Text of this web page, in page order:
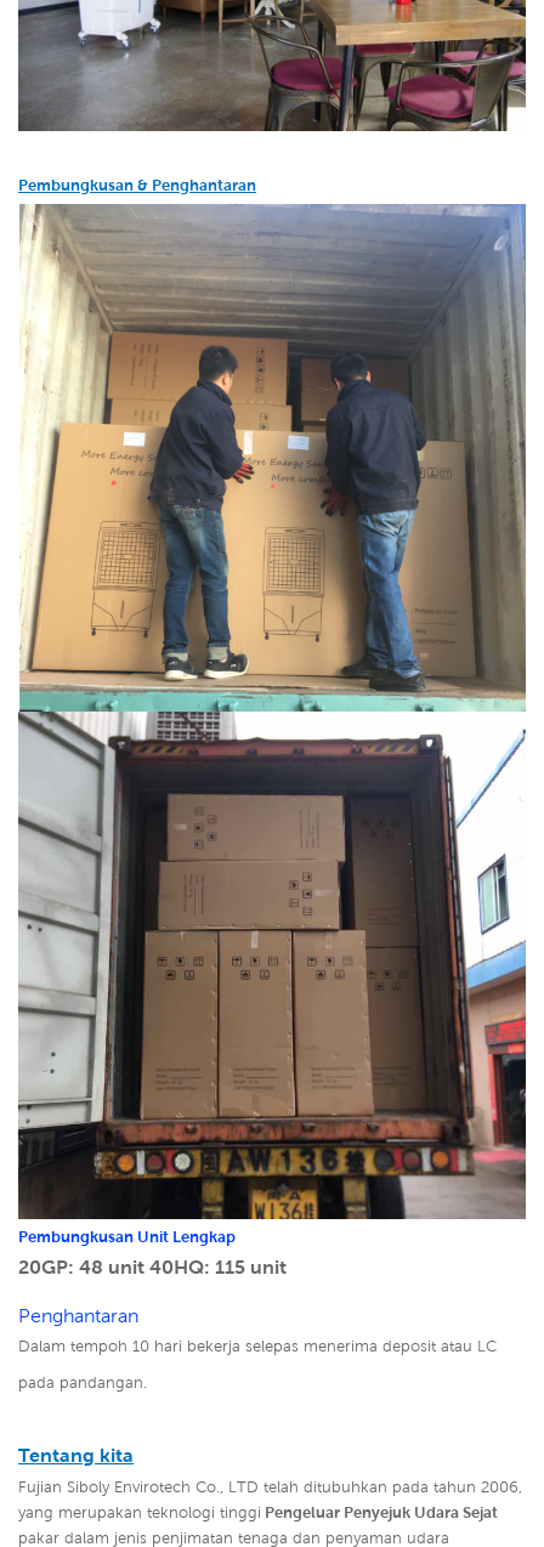
Pembungkusan & Penghantaran
Pembungkusan Unit Lengkap
20GP: 48 unit 40HQ: 115 unit
Penghantaran
Dalam tempoh 10 hari bekerja selepas menerima deposit atau LC
pada pandangan.
Tentang kita
Fujian Siboly Envirotech Co., LTD telah ditubuhkan pada tahun 2006,
yang merupakan teknologi tinggi Pengeluar Penyejuk Udara Sejat
pakar dalam jenis penjimatan tenaga dan penyaman udara